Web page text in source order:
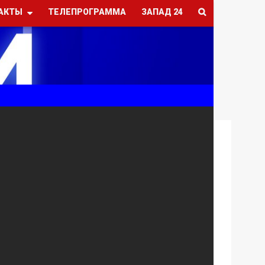
ТЕЛЕПРОГРАММА ЗАПАД 24